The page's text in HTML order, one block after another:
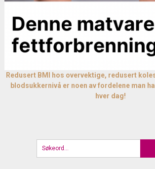
Redusert BMI hos overvektige, redusert
blodsukkernivå er noen av fordelene man
hver dag!